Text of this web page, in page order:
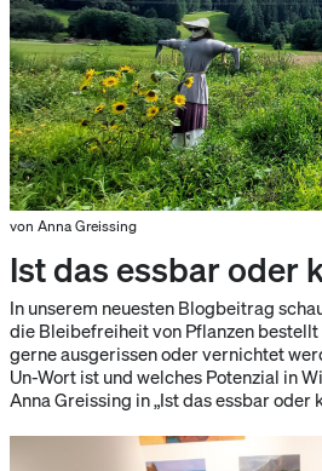
von Anna Greissing
Ist das essbar oder
In unserem neuesten Blogbeitrag
die Bleibefreiheit von Pflanzen
gerne ausgerissen oder vernichtet
Un-Wort ist und welches Potenzial in
Anna Greissing in „Ist das essbar oder